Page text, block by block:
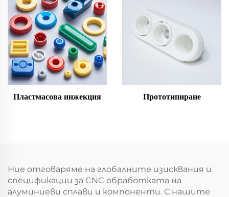
Пластмасова инжекция Прототипиране
Ние отговаряме на глобалните изисквания и
спецификации за CNC обработката на
алуминиеви сплави и компоненти. С нашите